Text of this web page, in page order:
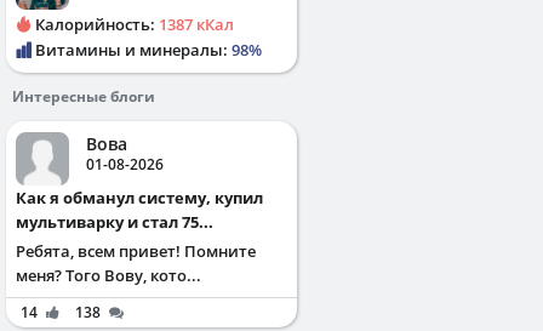
Калорийность: 1387 кКал
Витамины и минералы: 98%
Интересные блоги
Вова
01-08-2026
Как я обманул систему, купил
мультиварку и стал 75...
Ребята, всем привет! Помните
меня? Того Вову, кото...
14 138